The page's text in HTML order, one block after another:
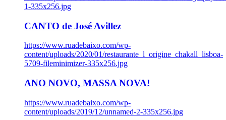
1-335x256.jpg
CANTO de José Avillez
https://www.ruadebaixo.com/wp-
content/uploads/2020/01/restaurante_l_origine_chakall_lisboa-
5709-fileminimizer-335x256.jpg
ANO NOVO, MASSA NOVA!
https://www.ruadebaixo.com/wp-
content/uploads/2019/12/unnamed-2-335x256.jpg